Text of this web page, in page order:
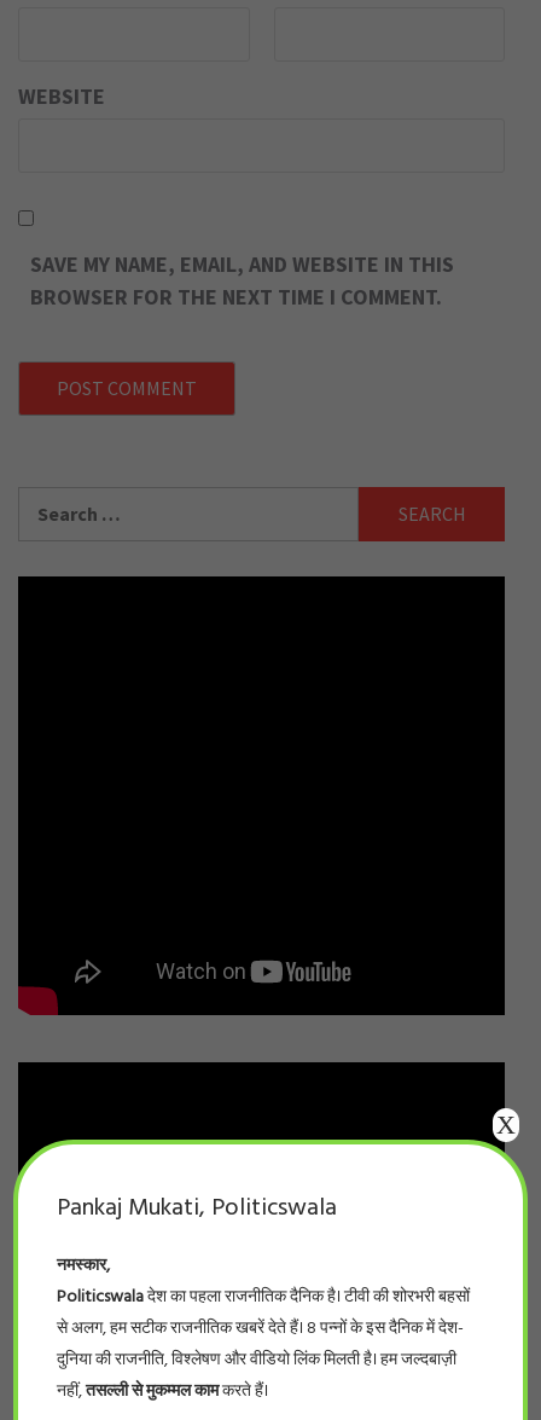
WEBSITE
SAVE MY NAME, EMAIL, AND WEBSITE IN THIS
BROWSER FOR THE NEXT TIME I COMMENT.
for:
Pankaj Mukati, Politicswala
नमस्कार,
Politicswalaदेश का पहला राजनीतिक दैनिक है। टीवी की शोरभरी बहसों
से अलग, हम सटीक राजनीतिक खबरें देते हैं। 8 पन्नों के इस दैनिक में देश-
दुनिया की राजनीति, विश्लेषण और वीडियो लिंक मिलती है। हम जल्दबाज़ी
नहीं,तसल्ली से मुकम्मल कामकरते हैं।
X